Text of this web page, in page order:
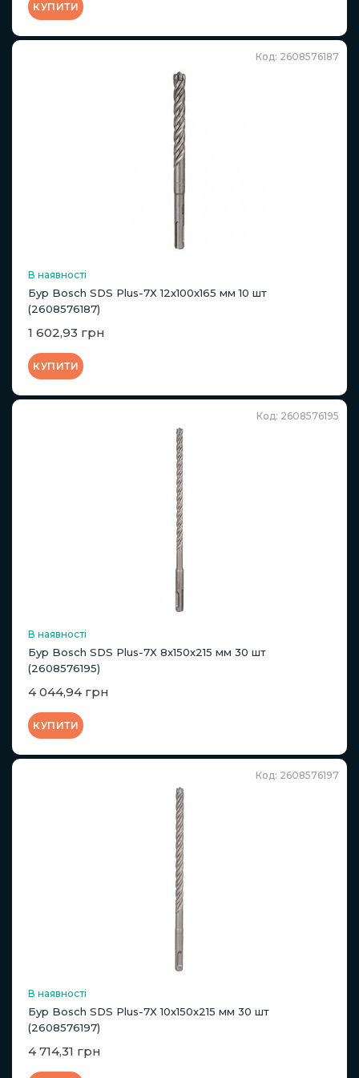
КУПИТИ
Код: 2608576187
В наявності
Бур Bosch SDS Plus-7X 12x100x165 мм 10 шт
(2608576187)
1 602,93 грн
КУПИТИ
Код: 2608576195
В наявності
Бур Bosch SDS Plus-7X 8x150x215 мм 30 шт
(2608576195)
4 044,94 грн
КУПИТИ
Код: 2608576197
В наявності
Бур Bosch SDS Plus-7X 10x150x215 мм 30 шт
(2608576197)
4 714,31 грн